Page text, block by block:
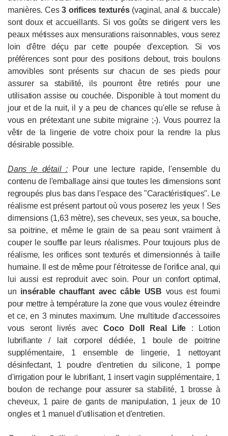
manières. Ces3 orifices texturés(vaginal, anal & buccale)
sont doux et accueillants. Si vos goûts se dirigent vers les
peaux métisses aux mensurations raisonnables, vous serez
loin d'être déçu par cette poupée d'exception. Si vos
préférences sont pour des positions debout, trois boulons
amovibles sont présents sur chacun de ses pieds pour
assurer sa stabilité, ils pourront être retirés pour une
utilisation assise ou couchée. Disponible à tout moment du
jour et de la nuit, il y a peu de chances qu'elle se refuse à
vous en prétextant une subite migraine ;-). Vous pourrez la
vêtir de la lingerie de votre choix pour la rendre la plus
désirable possible.
Dans le détail : Pour une lecture rapide, l'ensemble du
contenu de l'emballage ainsi que toutes les dimensions sont
regroupés plus bas dans l'espace des "Caractéristiques". Le
réalisme est présent partout où vous poserez les yeux ! Ses
dimensions (1,63 mètre), ses cheveux, ses yeux, sa bouche,
sa poitrine, et même le grain de sa peau sont vraiment à
couper le souffle par leurs réalismes. Pour toujours plus de
réalisme, les orifices sont texturés et dimensionnés à taille
humaine. Il est de même pour l'étroitesse de l'orifice anal, qui
lui aussi est reproduit avec soin. Pour un confort optimal,
un insérable chauffant avec câble USB vous est fourni
pour mettre à température la zone que vous voulez étreindre
et ce, en 3 minutes maximum. Une multitude d'accessoires
vous seront livrés avecCoco Doll Real Life : Lotion
lubrifiante / lait corporel dédiée, 1 boule de poitrine
supplémentaire, 1 ensemble de lingerie, 1 nettoyant
désinfectant, 1 poudre d'entretien du silicone, 1 pompe
d'irrigation pour le lubrifiant, 1 insert vagin supplémentaire, 1
boulon de rechange pour assurer sa stabilité, 1 brosse à
cheveux, 1 paire de gants de manipulation, 1 jeux de 10
ongles et 1 manuel d'utilisation et d'entretien.